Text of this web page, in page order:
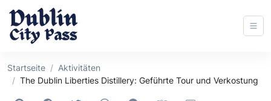
Startseite
Aktivitäten
The Dublin Liberties Distillery: Geführte Tour und Verkostung